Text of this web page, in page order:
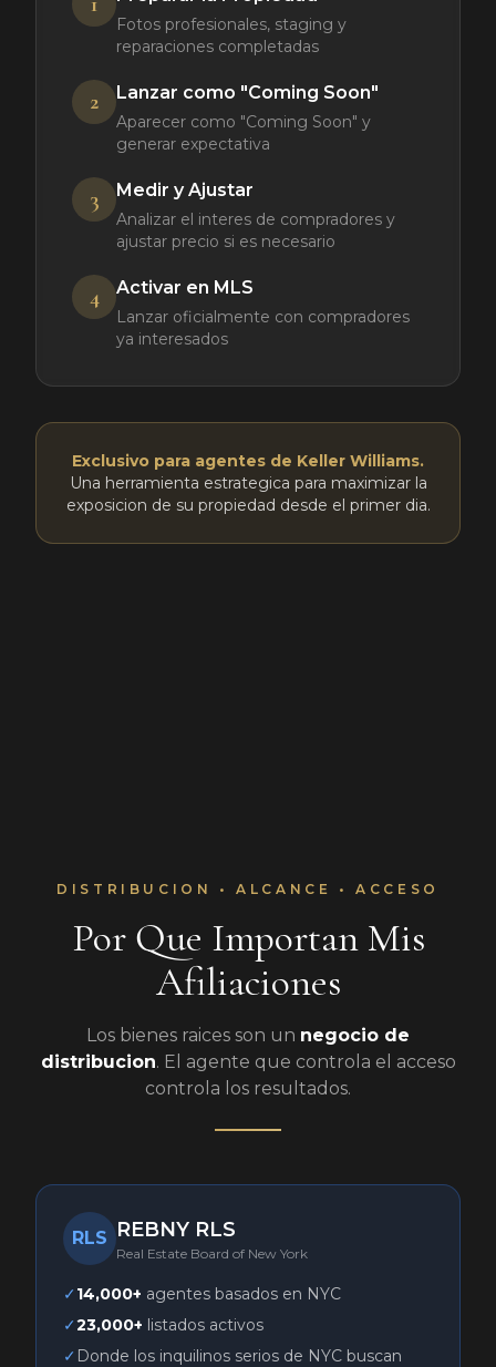
Fotos profesionales, staging y
reparaciones completadas
2 Lanzar como "Coming Soon"
Aparecer como "Coming Soon" y
generar expectativa
3 Medir y Ajustar
Analizar el interes de compradores y
ajustar precio si es necesario
4 Activar en MLS
Lanzar oficialmente con compradores
ya interesados
Exclusivo para agentes de Keller Williams.
Una herramienta estrategica para maximizar la
exposicion de su propiedad desde el primer dia.
DISTRIBUCION • ALCANCE • ACCESO
Por Que Importan Mis
Afiliaciones
Los bienes raices son un negocio de
distribucion. El agente que controla el acceso
controla los resultados.
RLS REBNY RLS
Real Estate Board of New York
✓14,000+ agentes basados en NYC
✓23,000+ listados activos
✓ Donde los inquilinos serios de NYC buscan